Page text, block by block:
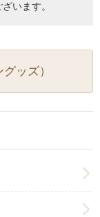
います。
ッズ）